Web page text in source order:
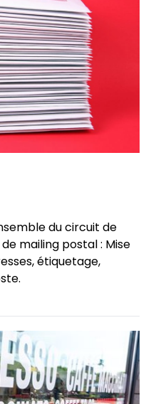
du circuit de
mailing postal : Mise
étiquetage,